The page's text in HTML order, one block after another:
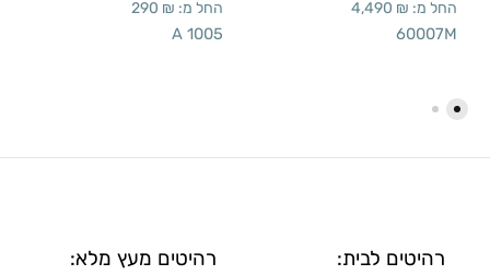
החל מ: 4,490 ₪
60007M
החל מ: 290 ₪
A 1005
רהיטים לבית: רהיטים מעץ מלא: